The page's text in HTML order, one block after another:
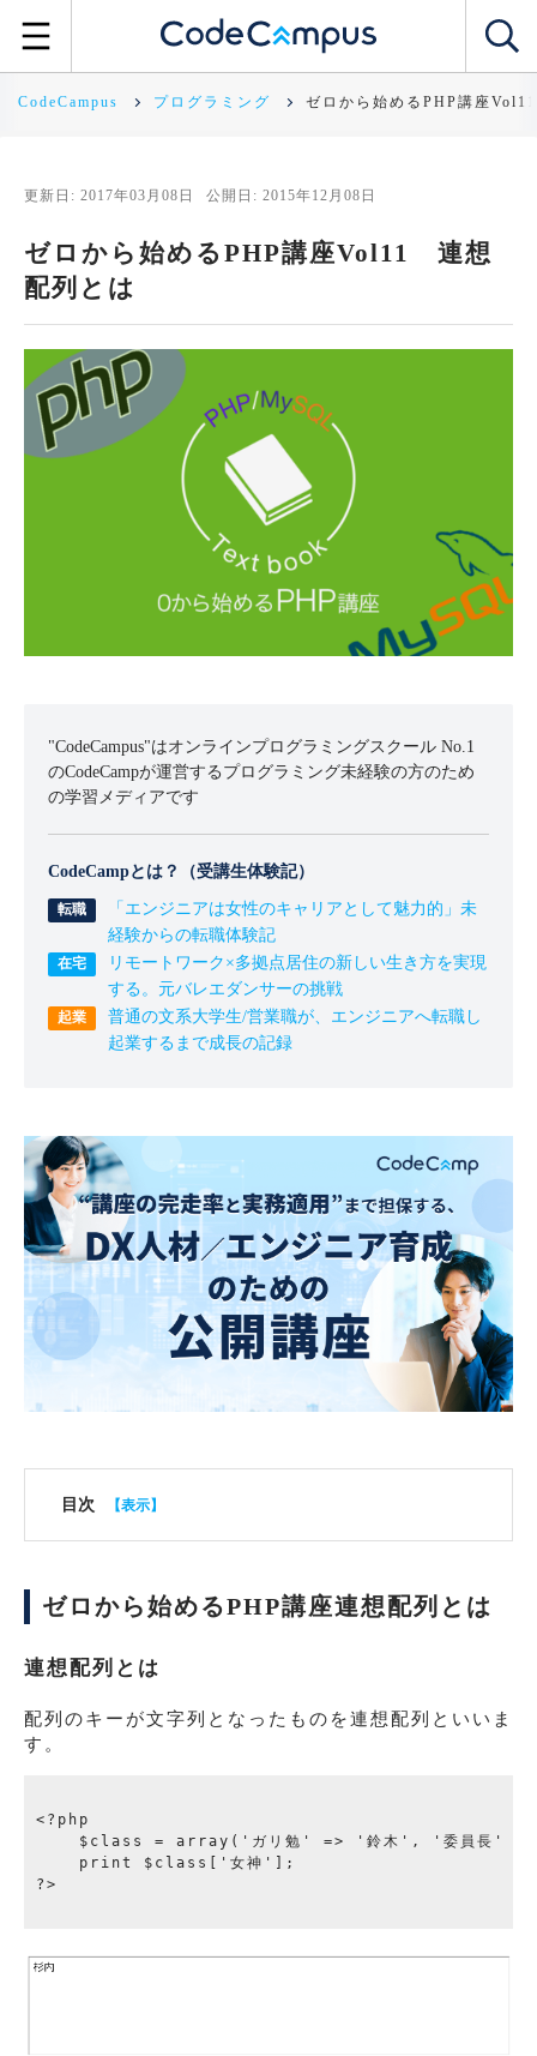
CodeCampus プログラミング ゼロから始めるPHP講座
更新日: 2017年03月08日 公開日: 2015年12月08日
ゼロから始めるPHP講座Vol11 連想
配列とは
"CodeCampus"はオンラインプログラミングスクール No.1
のCodeCampが運営するプログラミング未経験の方のため
の学習メディアです
CodeCampとは？（受講生体験記）
「エンジニアは女性のキャリアとして魅力的」未
経験からの転職体験記
リモートワーク×多拠点居住の新しい生き方を実現
する。元バレエダンサーの挑戦
普通の文系大学生/営業職が、エンジニアへ転職し
起業するまで成長の記録
目次
ゼロから始めるPHP講座連想配列とは
連想配列とは
配列のキーが文字列となったものを連想配列といいま
す。
<?php
$class = array('ガリ勉' => '鈴木', '委員長'
    print $class['女神'];
?>